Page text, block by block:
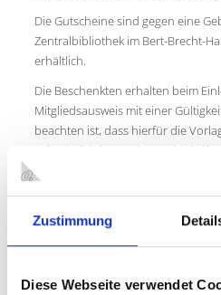
Zustimmung
Diese Webseite verwendet
Die Gutscheine sind gegen eine
Zentralbibliothek im Bert-Brecht-
erhältlich.
Die Beschenkten erhalten beim
Mitgliedsausweis mit einer
beachten ist, dass hierfür die
erforderlich ist. Bücher,
Sprachkurse etc. können
wird er nach Ablauf der Frist
verlängert.
KONTAKT